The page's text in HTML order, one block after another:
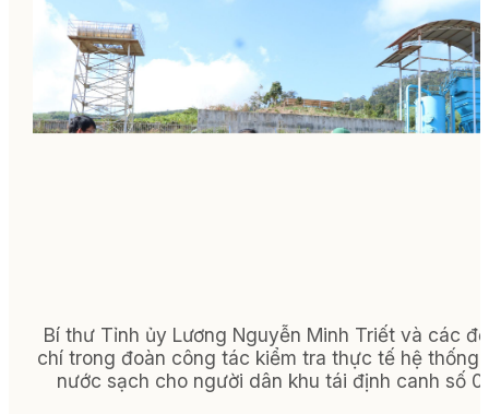
Bí thư Tỉnh ủy Lương Nguyễn Minh Triết và các
chí trong đoàn công tác kiểm tra thực tế hệ thống
nước sạch cho người dân khu tái định canh số